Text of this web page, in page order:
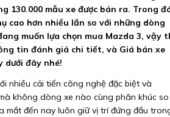
130.000 mẫu xe được bán ra. Trong
cao hơn nhiều lần so với những dòng
muốn lựa chọn mua Mazda 3, vậy
tin đánh giá chi tiết, và Giá bán xe
dưới đây nhé!
nhiều cải tiến công nghệ đặc biệt và
không dòng xe nào cùng phân khúc so
mắt đến nay luôn giữ vị trí đứng đầu